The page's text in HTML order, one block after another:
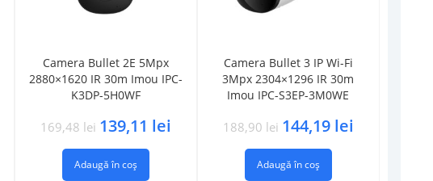
Camera Bullet 2E 5Mpx
2880×1620 IR 30m Imou IPC-
K3DP-5H0WF
169,48 lei 139,11 lei
Adaugă în coș
Camera Bullet 3 IP Wi-Fi
3Mpx 2304×1296 IR 30m
Imou IPC-S3EP-3M0WE
188,90 lei 144,19 lei
Adaugă în coș